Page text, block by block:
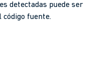
detectadas puede ser
código fuente.